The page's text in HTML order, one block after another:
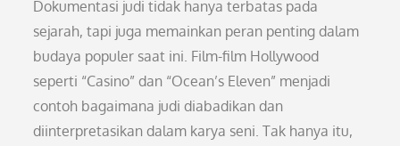
Dokumentasi judi tidak hanya terbatas pada
sejarah, tapi juga memainkan peran penting dalam
budaya populer saat ini. Film-film Hollywood
seperti “Casino” dan “Ocean’s Eleven” menjadi
contoh bagaimana judi diabadikan dan
diinterpretasikan dalam karya seni. Tak hanya itu,